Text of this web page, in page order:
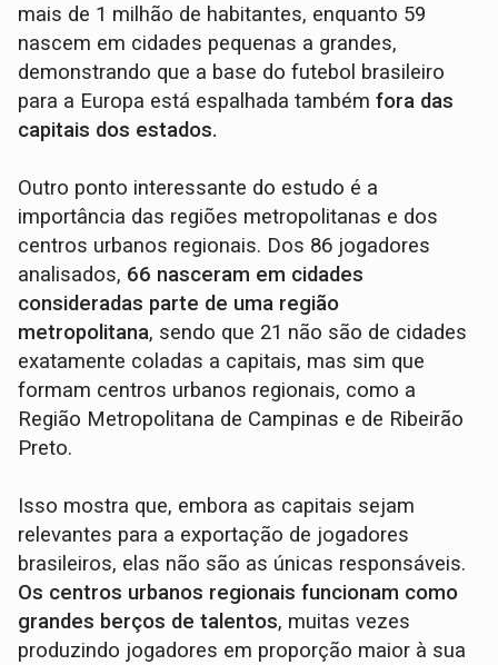
mais de 1 milhão de habitantes, enquanto 59
nascem em cidades pequenas a grandes,
demonstrando que a base do futebol brasileiro
para a Europa está espalhada tambémfora das
capitais dos estados.
Outro ponto interessante do estudo é a
importância das regiões metropolitanas e dos
centros urbanos regionais. Dos 86 jogadores
analisados, 66 nasceram em cidades
consideradas parte de uma região
metropolitana, sendo que 21 não são de cidades
exatamente coladas a capitais, mas sim que
formam centros urbanos regionais, como a
Região Metropolitana de Campinas e de Ribeirão
Preto.
Isso mostra que, embora as capitais sejam
relevantes para a exportação de jogadores
brasileiros, elas não são as únicas responsáveis.
Os centros urbanos regionais funcionam como
grandes berços de talentos, muitas vezes
produzindo jogadores em proporção maior à sua